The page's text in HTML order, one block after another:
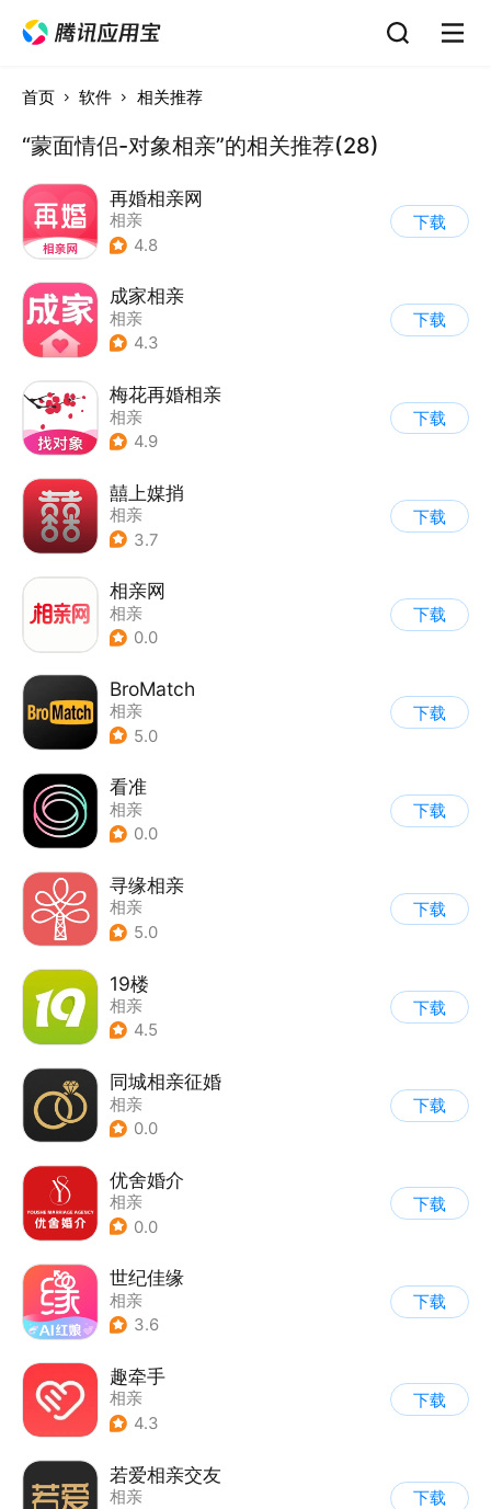
首页 软件 相关推荐
“蒙面情侣-对象相亲”的相关推荐(28)
再婚相亲网
相亲
4.8
下载
成家相亲
相亲
4.3
下载
梅花再婚相亲
相亲
4.9
下载
囍上媒捎
相亲
3.7
下载
相亲网
相亲
0.0
下载
BroMatch
相亲
5.0
下载
看准
相亲
0.0
下载
寻缘相亲
相亲
5.0
下载
19楼
相亲
4.5
下载
同城相亲征婚
相亲
0.0
下载
优舍婚介
相亲
0.0
下载
世纪佳缘
相亲
3.6
下载
趣牵手
相亲
4.3
下载
若爱相亲交友
相亲
下载